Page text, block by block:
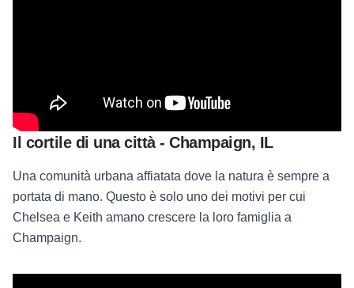
Il cortile di una città - Champaign, IL
Una comunità urbana affiatata dove la natura è sempre a
portata di mano. Questo è solo uno dei motivi per cui
Chelsea e Keith amano crescere la loro famiglia a
Champaign.